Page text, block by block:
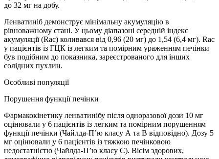
до 32 мг на добу.
Ленватиніб демонструє мінімальну акумуляцію в
рівноважному стані. У цьому діапазоні середній індекс
акумуляції (Rac) коливався від 0,96 (20 мг) до 1,54 (6,4 мг). Rac
у пацієнтів із ГЦК із легким та помірним ураженням печінки
був подібним до показника, зареєстрованого для інших
солідних пухлин.
Особливі популяції
Порушення функції печінки
Фармакокінетику ленватинібу після одноразової дози 10 мг
оцінювали у 6 пацієнтів із легким та помірним порушенням
функції печінки (Чайлда-П’ю класу А та В відповідно). Дозу 5
мг оцінювали у 6 пацієнтів із тяжкою печінковою
недостатністю (Чайлда-П’ю класу C). Вісім здорових,